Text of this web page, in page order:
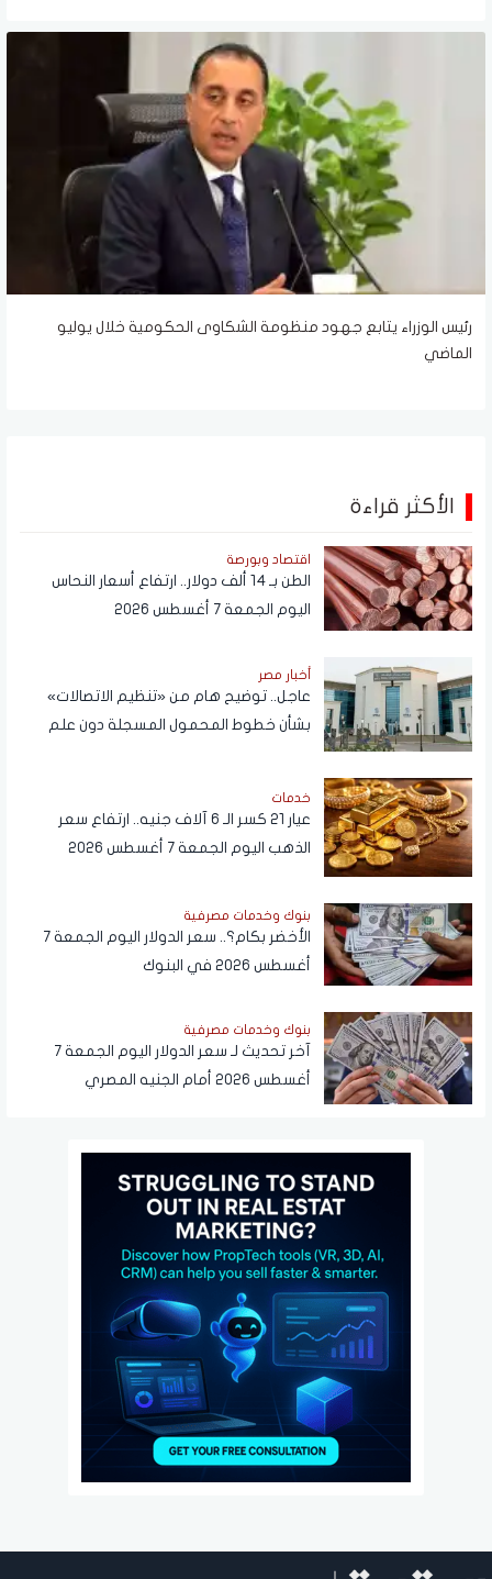
رئيس الوزراء يتابع جهود منظومة الشكاوى الحكومية خلال يوليو
الماضي
الأكثر قراءة
اقتصاد وبورصة
الطن بـ 14 ألف دولار.. ارتفاع أسعار النحاس
اليوم الجمعة 7 أغسطس 2026
أخبار مصر
عاجل.. توضيح هام من «تنظيم الاتصالات»
بشأن خطوط المحمول المسجلة دون علم
خدمات
عيار 21 كسر الـ 6 آلاف جنيه.. ارتفاع سعر
الذهب اليوم الجمعة 7 أغسطس 2026
بنوك وخدمات مصرفية
الأخضر بكام؟.. سعر الدولار اليوم الجمعة 7
أغسطس 2026 في البنوك
بنوك وخدمات مصرفية
آخر تحديث لـ سعر الدولار اليوم الجمعة 7
أغسطس 2026 أمام الجنيه المصري